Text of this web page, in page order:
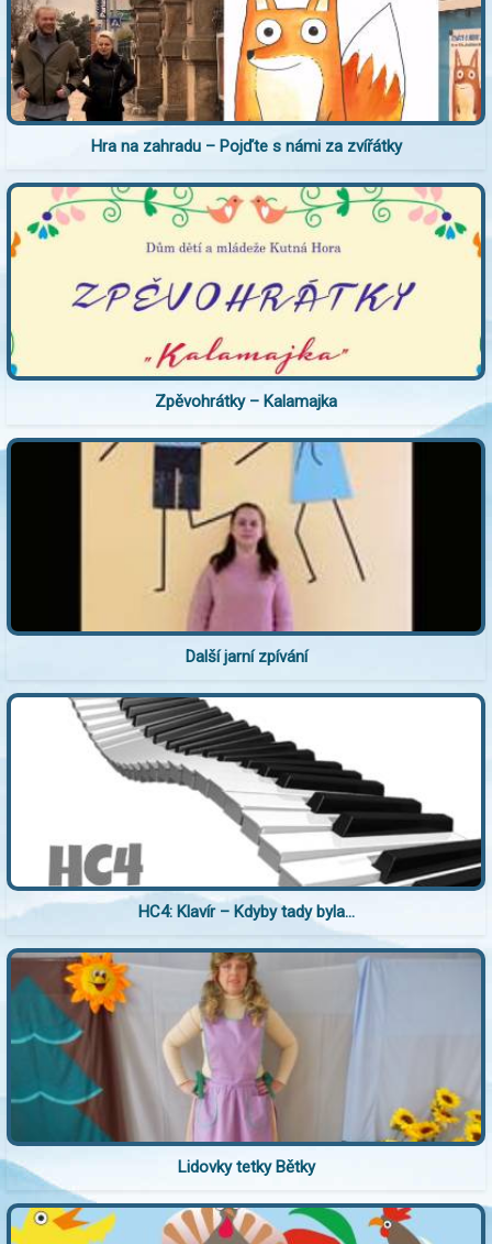
Hra na zahradu – Pojďte s námi za zvířátky
Zpěvohrátky – Kalamajka
Další jarní zpívání
HC4: Klavír – Kdyby tady byla...
Lidovky tetky Bětky